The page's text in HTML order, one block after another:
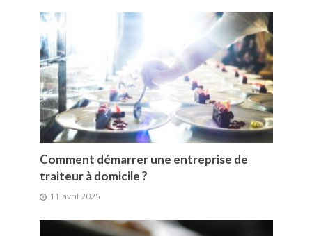
Comment démarrer une entreprise de
traiteur à domicile ?
11 avril 2025